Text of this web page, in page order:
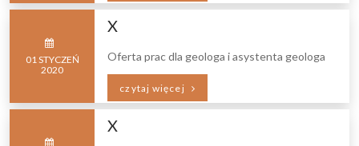
01STYCZEŃ
2020
X
Oferta prac dla geologa i asystenta geologa
czytaj więcej
X